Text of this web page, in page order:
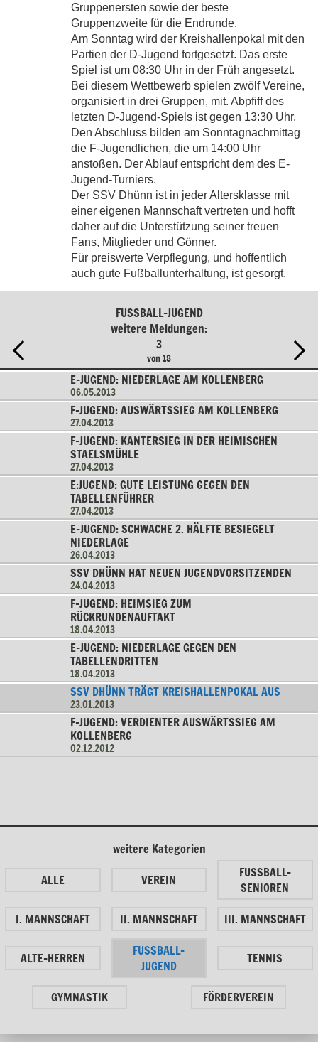
Gruppenersten sowie der beste
Gruppenzweite für die Endrunde.
Am Sonntag wird der Kreishallenpokal mit den
Partien der D-Jugend fortgesetzt. Das erste
Spiel ist um 08:30 Uhr in der Früh angesetzt.
Bei diesem Wettbewerb spielen zwölf Vereine,
organisiert in drei Gruppen, mit. Abpfiff des
letzten D-Jugend-Spiels ist gegen 13:30 Uhr.
Den Abschluss bilden am Sonntagnachmittag
die F-Jugendlichen, die um 14:00 Uhr
anstoßen. Der Ablauf entspricht dem des E-
Jugend-Turniers.
Der SSV Dhünn ist in jeder Altersklasse mit
einer eigenen Mannschaft vertreten und hofft
daher auf die Unterstützung seiner treuen
Fans, Mitglieder und Gönner.
Für preiswerte Verpflegung, und hoffentlich
auch gute Fußballunterhaltung, ist gesorgt.
FUSSBALL-JUGEND
weitere Meldungen:
3
von 18
E-JUGEND: NIEDERLAGE AM KOLLENBERG
06.05.2013
F-JUGEND: AUSWÄRTSSIEG AM KOLLENBERG
27.04.2013
F-JUGEND: KANTERSIEG IN DER HEIMISCHEN
STAELSMÜHLE
27.04.2013
E:JUGEND: GUTE LEISTUNG GEGEN DEN
TABELLENFÜHRER
27.04.2013
E-JUGEND: SCHWACHE 2. HÄLFTE BESIEGELT
NIEDERLAGE
26.04.2013
SSV DHÜNN HAT NEUEN JUGENDVORSITZENDEN
24.04.2013
F-JUGEND: HEIMSIEG ZUM
RÜCKRUNDENAUFTAKT
18.04.2013
E-JUGEND: NIEDERLAGE GEGEN DEN
TABELLENDRITTEN
18.04.2013
SSV DHÜNN TRÄGT KREISHALLENPOKAL AUS
23.01.2013
F-JUGEND: VERDIENTER AUSWÄRTSSIEG AM
KOLLENBERG
02.12.2012
weitere Kategorien
ALLE
VEREIN
FUSSBALL-
SENIOREN
I. MANNSCHAFT
II. MANNSCHAFT III. MANNSCHAFT
ALTE-HERREN
FUSSBALL-
JUGEND
TENNIS
GYMNASTIK FÖRDERVEREIN